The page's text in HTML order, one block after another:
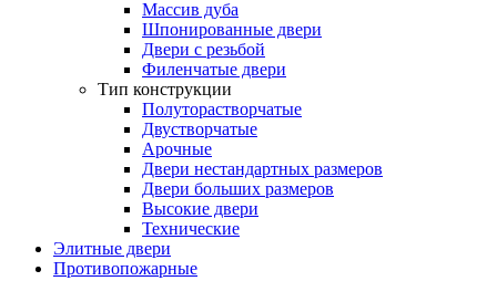
Массив дуба
Шпонированные двери
Двери с резьбой
Филенчатые двери
Тип конструкции
Полуторастворчатые
Двустворчатые
Арочные
Двери нестандартных размеров
Двери больших размеров
Высокие двери
Технические
Элитные двери
Противопожарные